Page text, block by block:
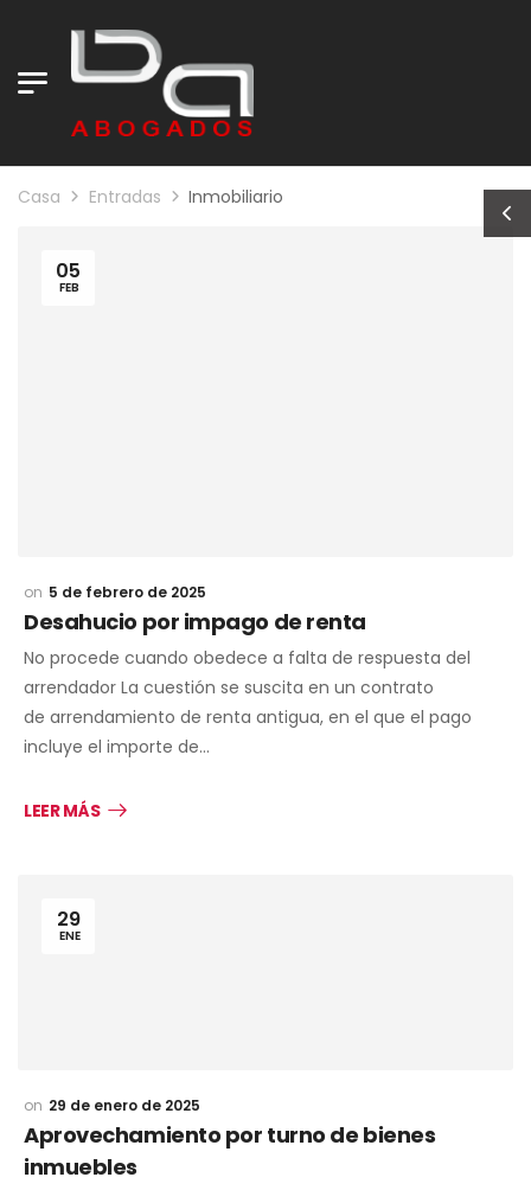
Casa Entradas Inmobiliario
05
FEB
5 de febrero de 2025
Desahucio por impago de renta
No procede cuando obedece a falta de respuesta del
arrendador La cuestión se suscita en un contrato
de arrendamiento de renta antigua, en el que el pago
incluye el importe de…
LEER MÁS
29
ENE
29 de enero de 2025
Aprovechamiento por turno de bienes
inmuebles